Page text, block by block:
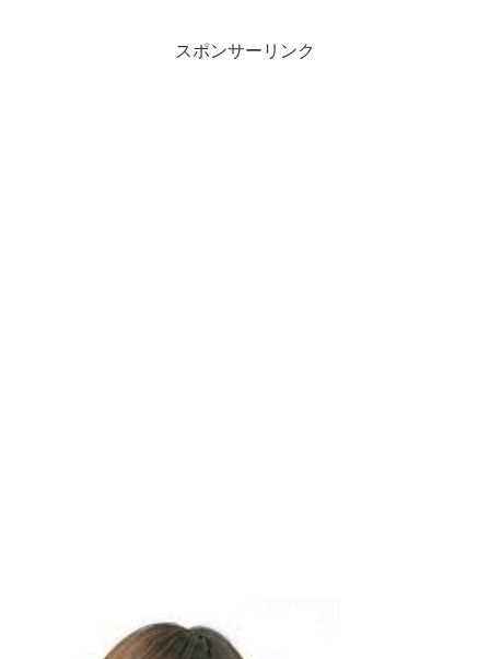
スポンサーリンク